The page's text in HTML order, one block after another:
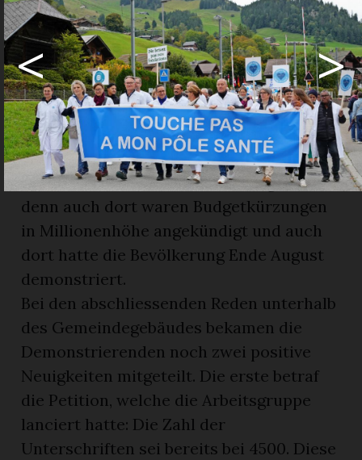
viele Vereine, wie der Hockeyclub, der
gemischte Chor von L’Étivaz oder die
Damen des lokalen Turnvereins. Auch
Vertreter der drei Gemeinden des
Paysd’Enhaut und aus der benachbarten
Gemeinde Haut-Intyamon waren
anwesend, und sogar eine Delegation aus
dem Vallée de Joux war extra angereist,
denn auch dort waren Budgetkürzungen
in Millionenhöhe angekündigt und auch
dort hatte die Bevölkerung Ende August
demonstriert.
Bei den abschliessenden Reden unterhalb
des Gemeindegebäudes bekamen die
Demonstrierenden noch zwei positive
Neuigkeiten mitgeteilt. Die erste betraf
die Petition, welche die Arbeitsgruppe
lanciert hatte: Die Zahl der
Unterschriften sei bereits bei 4500. Diese
< >